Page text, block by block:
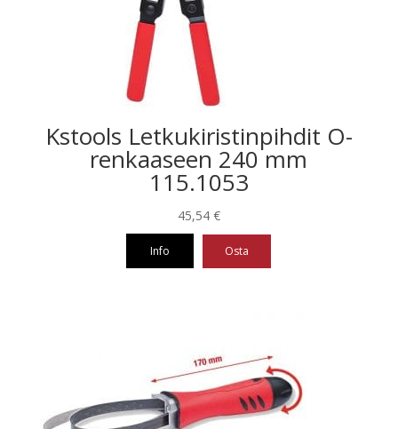
Kstools Letkukiristinpihdit O-
renkaaseen 240 mm
115.1053
45,54 €
Info Osta